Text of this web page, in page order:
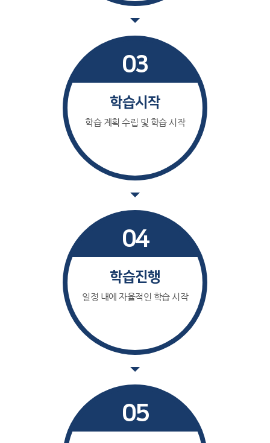
03
학습시작
학습 계획 수립 및 학습 시작
04
학습진행
일정 내에 자율적인 학습 시작
05